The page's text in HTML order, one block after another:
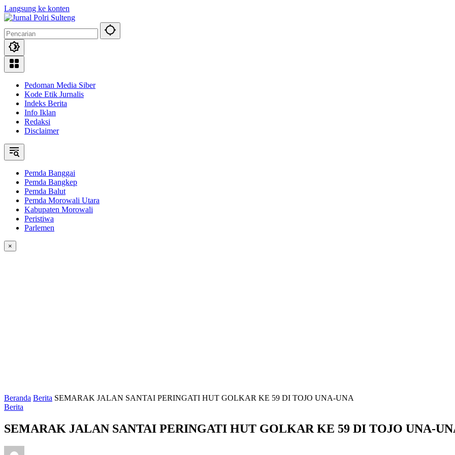
Langsung ke konten
Pedoman Media Siber
Kode Etik Jurnalis
Indeks Berita
Info Iklan
Redaksi
Disclaimer
Pemda Banggai
Pemda Bangkep
Pemda Balut
Pemda Morowali Utara
Kabupaten Morowali
Peristiwa
Parlemen
×
Beranda Berita SEMARAK JALAN SANTAI PERINGATI HUT GOLKAR KE 59 DI TOJO UNA-UNA
Berita
SEMARAK JALAN SANTAI PERINGATI HUT GOLKAR KE 59 DI TOJO UNA-